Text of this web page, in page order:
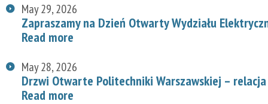
May 29, 2026
Zapraszamy na Dzień Otwarty Wydziału
Read more
May 28, 2026
Drzwi Otwarte Politechniki Warszawskiej – relacja
Read more